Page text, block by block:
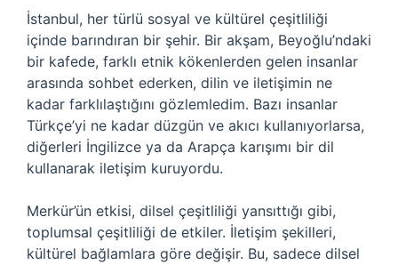
İstanbul, her türlü sosyal ve kültürel çeşitliliği
içinde barındıran bir şehir. Bir akşam, Beyoğlu’ndaki
bir kafede, farklı etnik kökenlerden gelen insanlar
arasında sohbet ederken, dilin ve iletişimin ne
kadar farklılaştığını gözlemledim. Bazı insanlar
Türkçe’yi ne kadar düzgün ve akıcı kullanıyorlarsa,
diğerleri İngilizce ya da Arapça karışımı bir dil
kullanarak iletişim kuruyordu.
Merkür’ün etkisi, dilsel çeşitliliği yansıttığı gibi,
toplumsal çeşitliliği de etkiler. İletişim şekilleri,
kültürel bağlamlara göre değişir. Bu, sadece dilsel